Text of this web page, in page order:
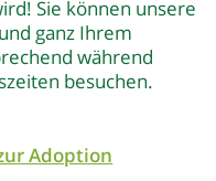
Sie können unsere
ganz Ihrem
während
besuchen.
Adoption